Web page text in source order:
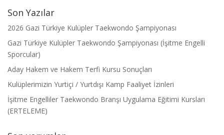
Son Yazılar
2026 Gazi Türkiye Kulüpler Taekwondo Şampiyonası
Gazi Türkiye Kulüpler Taekwondo Şampiyonası (İşitme Engelli
Sporcular)
Aday Hakem ve Hakem Terfi Kursu Sonuçları
Kulüplerimizin Yurtiçi / Yurtdışı Kamp Faaliyet İzinleri
İşitme Engelliler Taekwondo Branşı Uygulama Eğitimi Kursları
(ERTELEME)